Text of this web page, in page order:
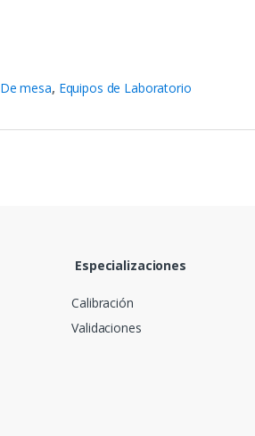
De mesa, Equipos de Laboratorio
Especializaciones
Calibración
Validaciones